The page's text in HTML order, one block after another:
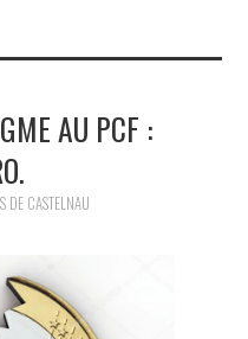
AU PCF :
DE CASTELNAU